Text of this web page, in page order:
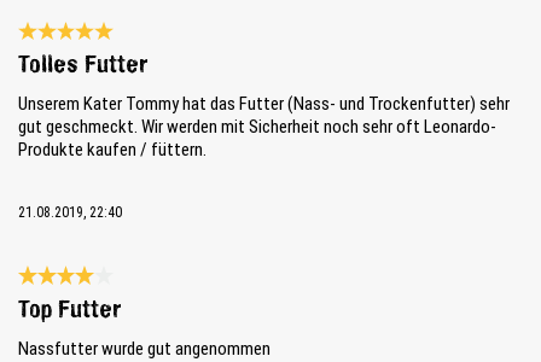
Bewertung mit 5 von 5 Sternen
Tolles Futter
Unserem Kater Tommy hat das Futter (Nass- und Trockenfutter) sehr
gut geschmeckt. Wir werden mit Sicherheit noch sehr oft Leonardo-
Produkte kaufen / füttern.
21.08.2019, 22:40
Bewertung mit 4 von 5 Sternen
Top Futter
Nassfutter wurde gut angenommen